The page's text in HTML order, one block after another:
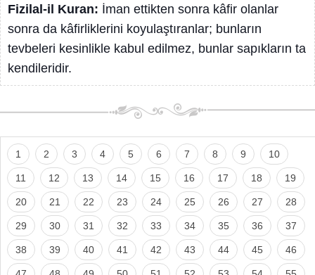
Fizilal-il Kuran: İman ettikten sonra kâfir olanlar
sonra da kâfirliklerini koyulaştıranlar; bunların
tevbeleri kesinlikle kabul edilmez, bunlar sapıkların ta
kendileridir.
1 2 3 4 5 6 7 8 9 10
11 12 13 14 15 16 17 18 19
20 21 22 23 24 25 26 27 28
29 30 31 32 33 34 35 36 37
38 39 40 41 42 43 44 45 46